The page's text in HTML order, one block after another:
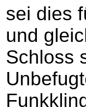
sei dies
und
Schloss